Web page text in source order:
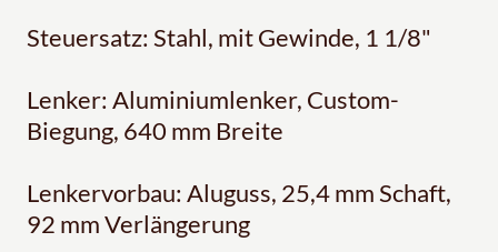
Steuersatz: Stahl, mit Gewinde, 1 1/8"
Lenker: Aluminiumlenker, Custom-
Biegung, 640 mm Breite
Lenkervorbau: Aluguss, 25,4 mm Schaft,
92 mm Verlängerung